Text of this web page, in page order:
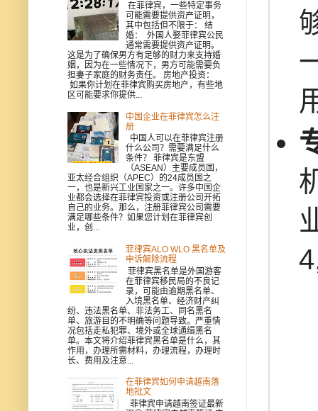
在菲律宾，一些特定事务
可能需要提供资产证明，
其中包括但不限于： 结
婚： 外国人娶菲律宾公民
通常需要提供资产证明。
这是为了确保男方有足够的财力来支持婚
姻，因为在一些情况下，男方可能需要负
担妻子家庭的财务责任。 房地产投资：
如果你计划在菲律宾购买房地产，有些地
区可能要求你提供...
中国企业在菲律宾怎么注
册
中国人可以在菲律宾注册
什么公司？需要满足什么
条件？ 菲律宾是东盟
（ASEAN）主要成员国，
亚太经合组织（APEC）的24成员国之
一，也是新兴工业国家之一。许多中国企
业都会选择在菲律宾投资或注册公司开拓
自己的业务。那么，注册菲律宾公司需要
满足哪些条件？如果您计划在菲律宾创
业，创...
菲律宾ALO WLO 黑名单及
申诉解除流程
菲律宾黑名单是外国游客
在菲律宾移民局的不良记
录，可能由逾期黑名单、
入境黑名单、经济财产纠
纷、违法黑名单、非法务工、同名黑名
单、旅游目的不明确等问题导致。严重情
况包括走私犯罪、境外或全球通缉黑名
单。本文将介绍菲律宾黑名单是什么，其
作用，办理所需材料，办理流程，办理时
长、费用及注意...
在菲律宾如何申请越南落
地批文
菲律宾申请越南签证最新